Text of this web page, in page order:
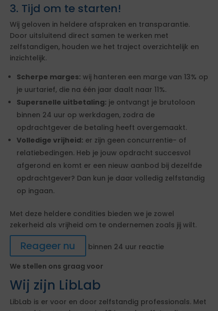
3. Tijd om te starten!
Wij geloven in heldere afspraken en transparantie.
Door uitsluitend direct samen te werken met
zelfstandigen, houden we het traject overzichtelijk en
inzichtelijk.
Scherpe marges: wij hanteren een marge van 13% op
je uurtarief, die na één jaar daalt naar 11%.
Supersnelle uitbetaling: je ontvangt je brutoloon
binnen 24 uur op werkdagen, zodra de
opdrachtgever de betaling heeft overgemaakt.
Volledige vrijheid: er zijn geen concurrentie- of
relatiebedingen. Heb je jouw opdracht succesvol
afgerond en komt er een nieuw aanbod bij dezelfde
opdrachtgever? Dan kun je daar volledig zelfstandig
op ingaan.
Met deze heldere condities bieden we je zowel
zekerheid als vrijheid om te ondernemen zoals jij wilt.
Reageer nu
binnen 24 uur reactie
We stellen ons graag voor
Wij zijn LibLab
LibLab is er voor en door zelfstandig professionals. Met